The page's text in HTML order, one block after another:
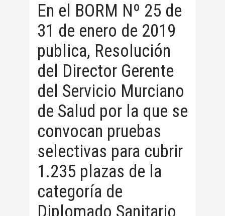
En el BORM Nº 25 de
31 de enero de 2019
publica, Resolución
del Director Gerente
del Servicio Murciano
de Salud por la que se
convocan pruebas
selectivas para cubrir
1.235 plazas de la
categoría de
Diplomado Sanitario